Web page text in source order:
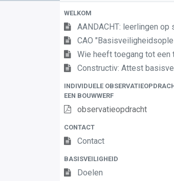
WELKOM
AANDACHT: leerlingen op stage vanaf begin
CAO
Wie heeft toegang tot een tijdelijke of mobiele
Constructiv: Attest
INDIVIDUELE
EEN BOUWWERF
observatieopdracht
CONTACT
Contact
BASISVEILIGHEID
Doelen